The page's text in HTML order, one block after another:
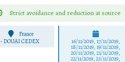
Strict avoidance and reduction at source
France
- DOUAI CEDEX 16/11/2019, 17/11/2019,
18/11/2019, 19/11/2019,
20/11/2019, 21/11/2019,
22/11/2019, 23/11/2019,